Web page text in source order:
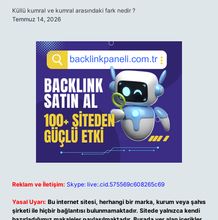
Küllü kumral ve kumral arasındaki fark nedir ?
Temmuz 14, 2026
Reklam ve İletişim: Skype: live:.cid.575569c608265c69
Yasal Uyarı: Bu internet sitesi, herhangi bir marka, kurum veya şahıs
şirketi ile hiçbir bağlantısı bulunmamaktadır. Sitede yalnızca kendi